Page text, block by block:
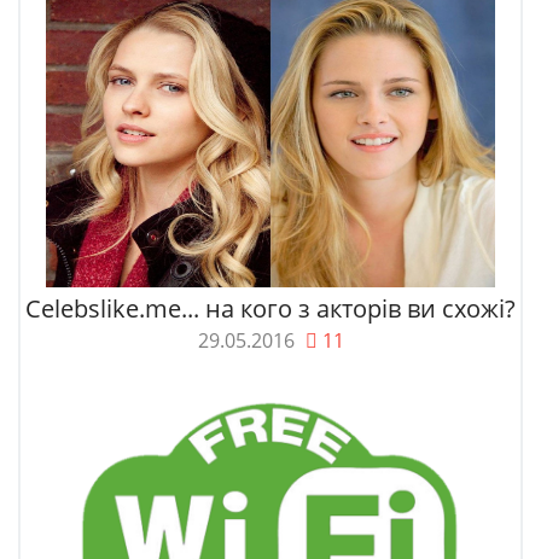
Celebslike.me... на кого з акторів ви схожі?
29.05.2016 11